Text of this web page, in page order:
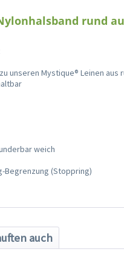
rund
unseren Mystique® Leinen aus
weich
Begrenzung (Stoppring)
auch